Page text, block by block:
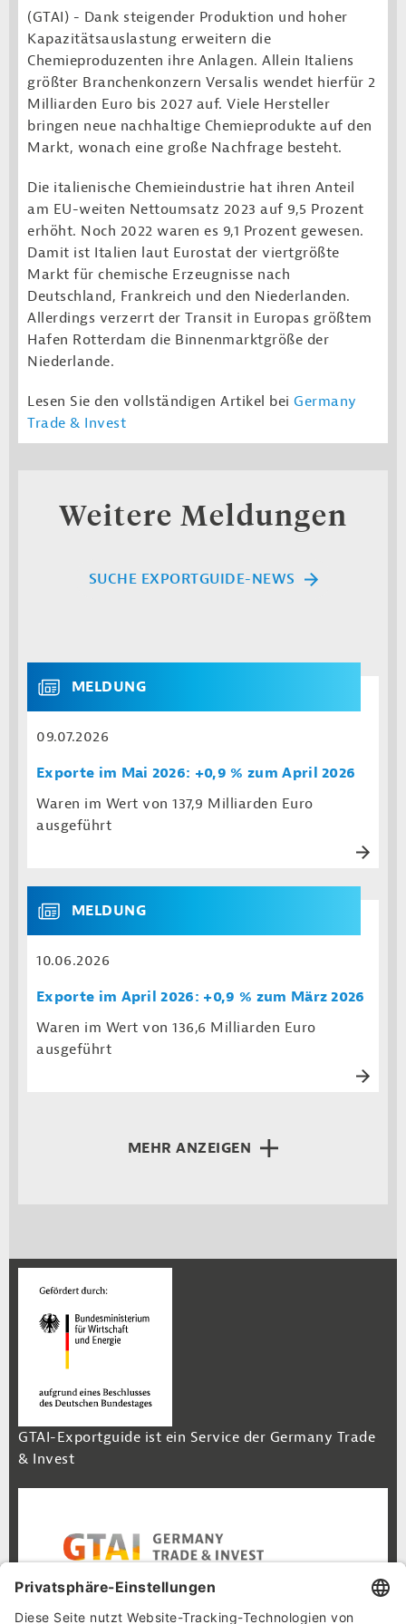
(GTAI) - Dank steigender Produktion und hoher
Kapazitätsauslastung erweitern die
Chemieproduzenten ihre Anlagen. Allein Italiens
größter Branchenkonzern Versalis wendet hierfür 2
Milliarden Euro bis 2027 auf. Viele Hersteller
bringen neue nachhaltige Chemieprodukte auf den
Markt, wonach eine große Nachfrage besteht.
Die italienische Chemieindustrie hat ihren Anteil
am EU-weiten Nettoumsatz 2023 auf 9,5 Prozent
erhöht. Noch 2022 waren es 9,1 Prozent gewesen.
Damit ist Italien laut Eurostat der viertgrößte
Markt für chemische Erzeugnisse nach
Deutschland, Frankreich und den Niederlanden.
Allerdings verzerrt der Transit in Europas größtem
Hafen Rotterdam die Binnenmarktgröße der
Niederlande.
Lesen Sie den vollständigen Artikel bei Germany
Trade & Invest
Weitere Meldungen
SUCHE EXPORTGUIDE-NEWS
MELDUNG
09.07.2026
Exporte im Mai 2026: +0,9 % zum April 2026
Waren im Wert von 137,9 Milliarden Euro
ausgeführt
MELDUNG
10.06.2026
Exporte im April 2026: +0,9 % zum März 2026
Waren im Wert von 136,6 Milliarden Euro
ausgeführt
MEHR ANZEIGEN
GTAI-Exportguide ist ein Service der Germany Trade
& Invest